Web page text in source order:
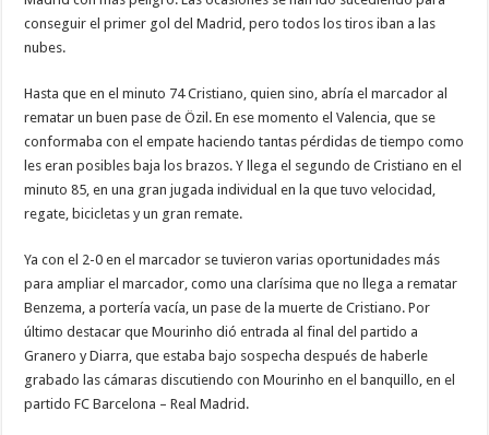
conseguir el primer gol del Madrid, pero todos los tiros iban a las
nubes.
Hasta que en el minuto 74 Cristiano, quien sino, abría el marcador al
rematar un buen pase de Özil. En ese momento el Valencia, que se
conformaba con el empate haciendo tantas pérdidas de tiempo como
les eran posibles baja los brazos. Y llega el segundo de Cristiano en el
minuto 85, en una gran jugada individual en la que tuvo velocidad,
regate, bicicletas y un gran remate.
Ya con el 2-0 en el marcador se tuvieron varias oportunidades más
para ampliar el marcador, como una clarísima que no llega a rematar
Benzema, a portería vacía, un pase de la muerte de Cristiano. Por
último destacar que Mourinho dió entrada al final del partido a
Granero y Diarra, que estaba bajo sospecha después de haberle
grabado las cámaras discutiendo con Mourinho en el banquillo, en el
partido FC Barcelona – Real Madrid.